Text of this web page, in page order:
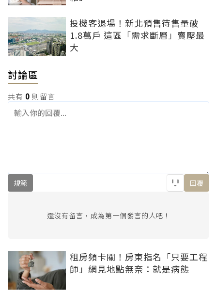
投機客退場！新北預售待售量破
1.8萬戶 這區「需求斷層」賣壓最
大
討論區
共有 0 則留言
規範 回覆
還沒有留言，成為第一個發言的人吧！
租房頻卡關！房東指名「只要工程
師」網見地點無奈：就是病態